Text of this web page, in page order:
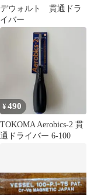
デウォルト 貫通ドラ
イバー
¥490
TOKOMA Aerobics-2 貫
通ドライバー 6-100